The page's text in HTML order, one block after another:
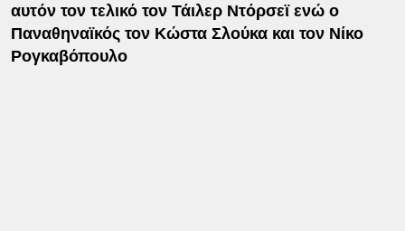
αυτόν τον τελικό τον Τάιλερ Ντόρσεϊ ενώ ο
Παναθηναϊκός τον Κώστα Σλούκα και τον Νίκο
Ρογκαβόπουλο